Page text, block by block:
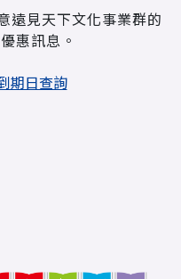
遠見天下文化事業群的
惠訊息。
期日查詢